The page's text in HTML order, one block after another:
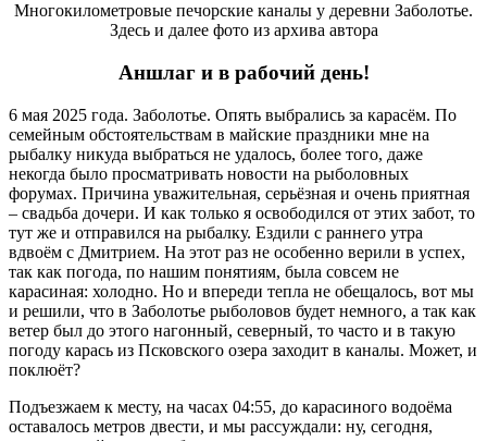
Многокилометровые печорские каналы у деревни Заболотье.
Здесь и далее фото из архива автора
Аншлаг и в рабочий день!
6 мая 2025 года. Заболотье. Опять выбрались за карасём. По
семейным обстоятельствам в майские праздники мне на
рыбалку никуда выбраться не удалось, более того, даже
некогда было просматривать новости на рыболовных
форумах. Причина уважительная, серьёзная и очень приятная
– свадьба дочери. И как только я освободился от этих забот, то
тут же и отправился на рыбалку. Ездили с раннего утра
вдвоём с Дмитрием. На этот раз не особенно верили в успех,
так как погода, по нашим понятиям, была совсем не
карасиная: холодно. Но и впереди тепла не обещалось, вот мы
и решили, что в Заболотье рыболовов будет немного, а так как
ветер был до этого нагонный, северный, то часто и в такую
погоду карась из Псковского озера заходит в каналы. Может, и
поклюёт?
Подъезжаем к месту, на часах 04:55, до карасиного водоёма
оставалось метров двести, и мы рассуждали: ну, сегодня,